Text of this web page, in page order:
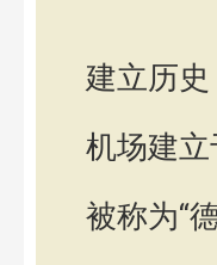
建立历
机场建
被称为“